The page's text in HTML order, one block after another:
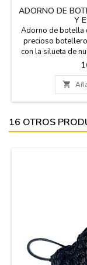
ADORNO DE
Y
Adorno de botella
precioso
con la silueta de
pequeña
botellero. (botella
cm. x 7,5

16 OTROS